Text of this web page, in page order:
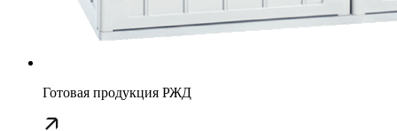
Готовая продукция РЖД